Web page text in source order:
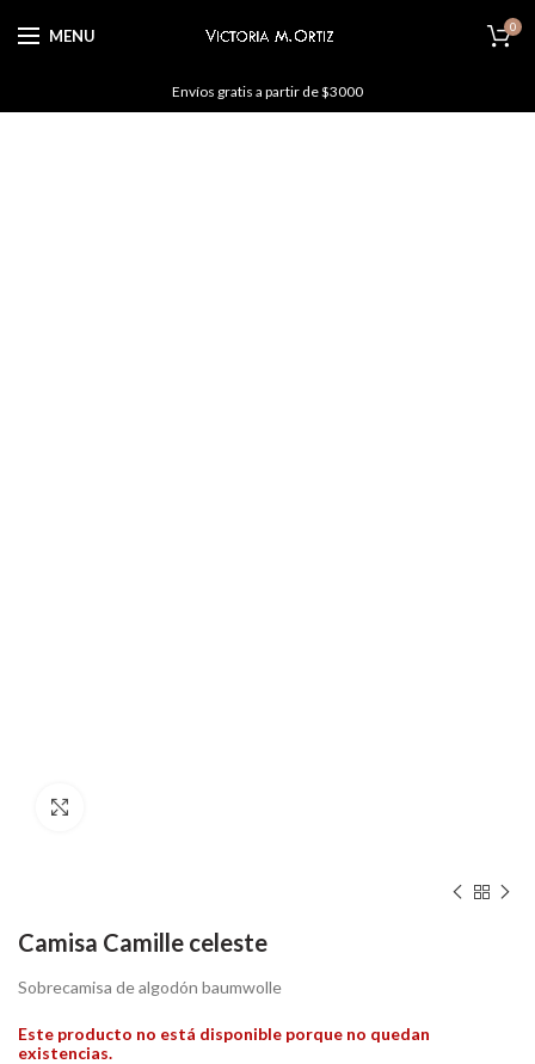
MENU 0
Envíos gratis a partir de $3000
Camisa Camille celeste
Sobrecamisa de algodón baumwolle
Este producto no está disponible porque no quedan
existencias.